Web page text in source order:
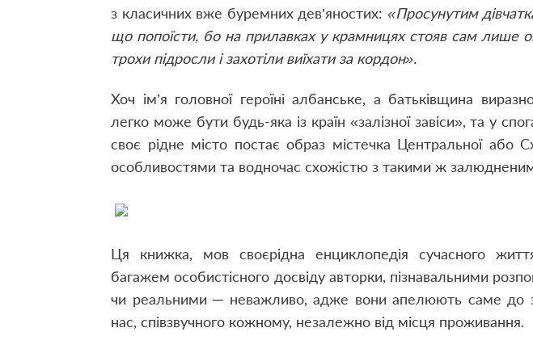
з класичних вже буремних дев’яностих: «Просунутим
що попоїсти, бо на прилавках у крамницях стояв сам лише
трохи підросли і захотіли виїхати за кордон».
Хоч ім’я головної героїні албанське, а батьківщина
легко може бути будь-яка із країн «залізної завіси», та у
своє рідне місто постає образ містечка Центральної або
особливостями та водночас схожістю з такими ж
Ця книжка, мов своєрідна енциклопедія сучасного
багажем особистісного досвіду авторки, пізнавальними
чи реальними ─ неважливо, адже вони апелюють саме до
нас, співзвучного кожному, незалежно від місця проживання.